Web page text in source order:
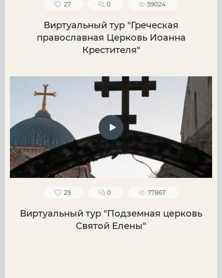
27 0 59024
Виртуальный тур "Греческая
православная Церковь Иоанна
Крестителя"
29 0 77867
Виртуальный тур "Подземная церковь
Святой Елены"